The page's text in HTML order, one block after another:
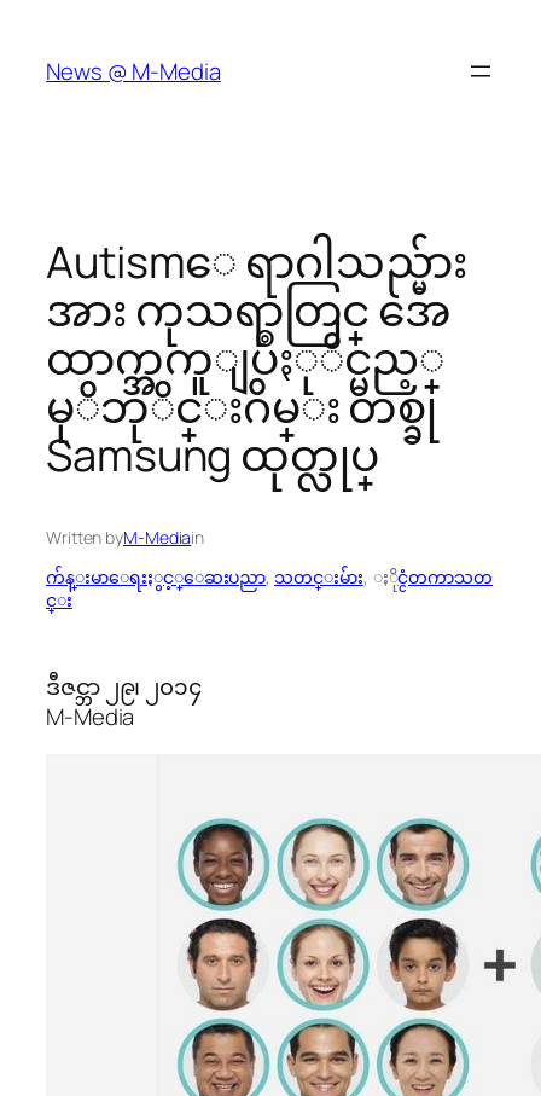
content
News @ M-Media
Autismေ ရာဂါသည္မ်ား
အား ကုသရာတြင္ အေ
ထာက္အကူျပဳႏုိင္မည့္
မုိဘုိင္းဂိမ္း တစ္ခု
Samsung ထုတ္လုပ္
Written byM-Mediain
က်န္းမာေရးႏွင့္ေဆးပညာ, သတင္းမ်ား, ႏိုင္ငံတကာသတ
င္း
ဒီဇင္ဘာ ၂၉၊ ၂၀၁၄
M-Media